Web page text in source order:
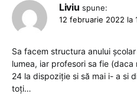
Liviu spune:
12 februarie 2022 la
Sa facem structura anului
lumea, iar profesori sa fie
24 la dispoziție si să mai i- a si
toți…